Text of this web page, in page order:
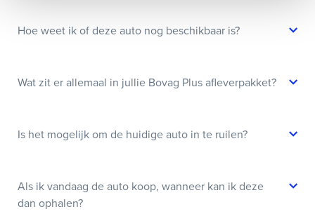
Hoe weet ik of deze auto nog beschikbaar is?
Wat zit er allemaal in jullie Bovag Plus afleverpakket?
Is het mogelijk om de huidige auto in te ruilen?
Als ik vandaag de auto koop, wanneer kan ik deze
dan ophalen?